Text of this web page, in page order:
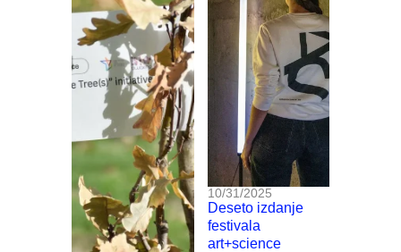
10/31/2025
Deseto izdanje
festivala
art+science